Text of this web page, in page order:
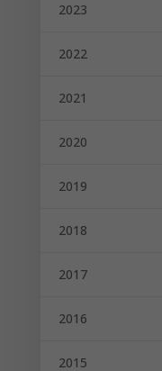
2023
2022
2021
2020
2019
2018
2017
2016
2015